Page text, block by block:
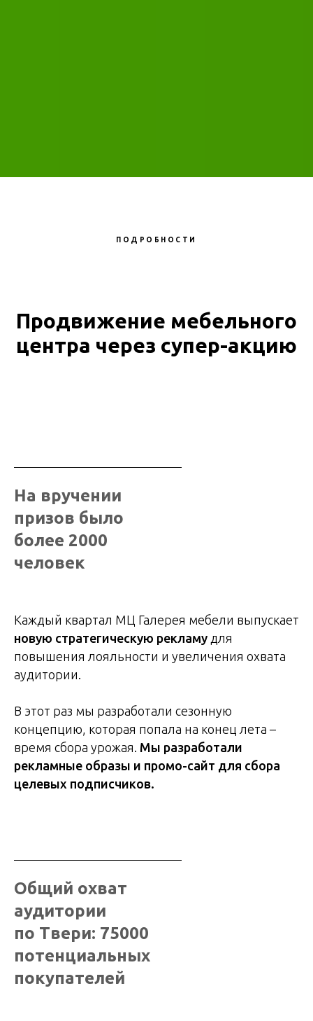
ПОДРОБНОСТИ
Продвижение мебельного
центра через супер-акцию
На вручении
призов было
более 2000
человек
Каждый квартал МЦ Галерея мебели выпускает
новую стратегическую рекламу для
повышения лояльности и увеличения охвата
аудитории.
В этот раз мы разработали сезонную
концепцию, которая попала на конец лета –
время сбора урожая. Мы разработали
рекламные образы и промо-сайт для сбора
целевых подписчиков.
Общий охват
аудитории
по Твери: 75000
потенциальных
покупателей